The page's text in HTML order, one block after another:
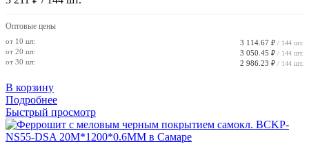
Оптовые цены
от 10 шт. 3 114.67 ₽ / 144 шт.
от 20 шт. 3 050.45 ₽ / 144 шт.
от 30 шт. 2 986.23 ₽ / 144 шт.
В корзину
Подробнее
Быстрый просмотр